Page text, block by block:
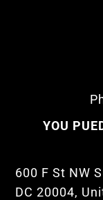
YOU
600 F St NW
DC 20004,